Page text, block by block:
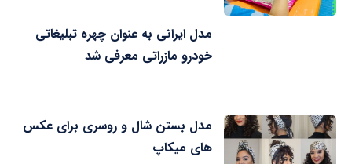
مدل ایرانی به عنوان چهره تبلیغاتی
خودرو مازراتی معرفی شد
مدل بستن شال و روسری برای عکس
های میکاپ